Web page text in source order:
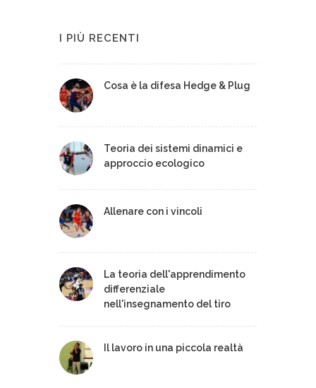
I PIÙ RECENTI
Cosa è la difesa Hedge & Plug
Teoria dei sistemi dinamici e
approccio ecologico
Allenare con i vincoli
La teoria dell'apprendimento
differenziale
nell'insegnamento del tiro
Il lavoro in una piccola realtà